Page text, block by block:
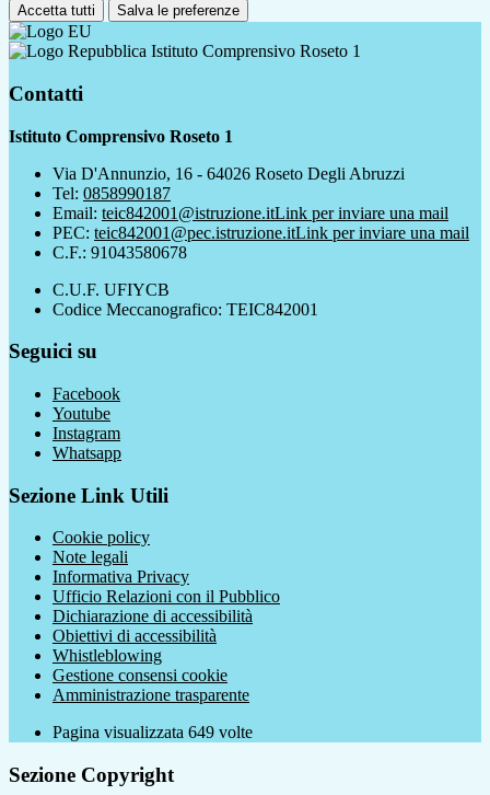
Accetta tutti Salva le preferenze
Istituto Comprensivo Roseto 1
Contatti
Istituto Comprensivo Roseto 1
Via D'Annunzio, 16 - 64026 Roseto Degli Abruzzi
Tel: 0858990187
Email: teic842001@istruzione.itLink per inviare una mail
PEC: teic842001@pec.istruzione.itLink per inviare una mail
C.F.: 91043580678
C.U.F. UFIYCB
Codice Meccanografico: TEIC842001
Seguici su
Facebook
Youtube
Instagram
Whatsapp
Sezione Link Utili
Cookie policy
Note legali
Informativa Privacy
Ufficio Relazioni con il Pubblico
Dichiarazione di accessibilità
Obiettivi di accessibilità
Whistleblowing
Gestione consensi cookie
Amministrazione trasparente
Pagina visualizzata 649 volte
Sezione Copyright